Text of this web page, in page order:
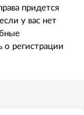
придется
у вас нет
о регистрации